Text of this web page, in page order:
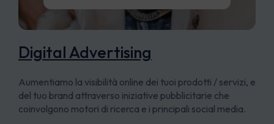
Digital Advertising
Aumentiamo la visibilità online dei tuoi prodotti / servizi, e
del tuo brand attraverso iniziative pubblicitarie che
coinvolgono motori di ricerca e i principali social media.